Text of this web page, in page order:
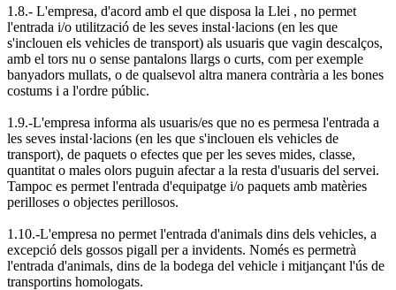
1.8.- L'empresa, d'acord amb el que disposa la Llei , no permet
l'entrada i/o utilització de les seves instal·lacions (en les que
s'inclouen els vehicles de transport) als usuaris que vagin descalços,
amb el tors nu o sense pantalons llargs o curts, com per exemple
banyadors mullats, o de qualsevol altra manera contrària a les bones
costums i a l'ordre públic.
1.9.-L'empresa informa als usuaris/es que no es permesa l'entrada a
les seves instal·lacions (en les que s'inclouen els vehicles de
transport), de paquets o efectes que per les seves mides, classe,
quantitat o males olors puguin afectar a la resta d'usuaris del servei.
Tampoc es permet l'entrada d'equipatge i/o paquets amb matèries
perilloses o objectes perillosos.
1.10.-L'empresa no permet l'entrada d'animals dins dels vehicles, a
excepció dels gossos pigall per a invidents. Només es permetrà
l'entrada d'animals, dins de la bodega del vehicle i mitjançant l'ús de
transportins homologats.